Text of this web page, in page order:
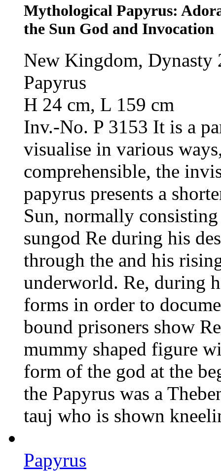
Mythological Papyrus:
the Sun God and Invocation
New Kingdom, Dynasty
Papyrus
H 24 cm, L 159 cm
Inv.-No. P 3153 It is a
visualise in various
comprehensible, the
papyrus presents a
Sun, normally
sungod Re during his
through the and his
underworld. Re, during
forms in order to
bound prisoners show
mummy shaped figure
form of the god at the
the Papyrus was a
tauj who is shown
Papyrus